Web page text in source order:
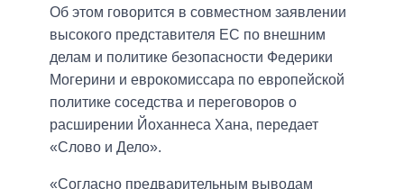
Об этом говорится в совместном заявлении
высокого представителя ЕС по внешним
делам и политике безопасности Федерики
Могерини и еврокомиссара по европейской
политике соседства и переговоров о
расширении Йоханнеса Хана, передает
«Слово и Дело».
«Согласно предварительным выводам